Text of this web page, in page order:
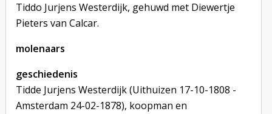
Tiddo Jurjens Westerdijk, gehuwd met Diewertje
Pieters van Calcar.
molenaars
geschiedenis
Tidde Jurjens Westerdijk (Uithuizen 17-10-1808 -
Amsterdam 24-02-1878), koopman en